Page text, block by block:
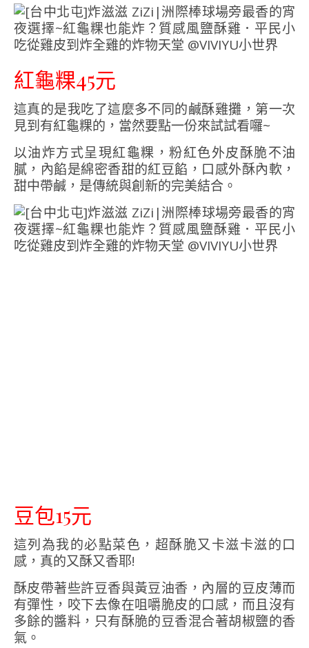
紅龜粿45元
這真的是我吃了這麼多不同的鹹酥雞攤，第一次
見到有紅龜粿的，當然要點一份來試試看囉~
以油炸方式呈現紅龜粿，粉紅色外皮酥脆不油
膩，內餡是綿密香甜的紅豆餡，口感外酥內軟，
甜中帶鹹，是傳統與創新的完美結合。
豆包15元
這列為我的必點菜色，超酥脆又卡滋卡滋的口
感，真的又酥又香耶!
酥皮帶著些許豆香與黃豆油香，內層的豆皮薄而
有彈性，咬下去像在咀嚼脆皮的口感，而且沒有
多餘的醬料，只有酥脆的豆香混合著胡椒鹽的香
氣。